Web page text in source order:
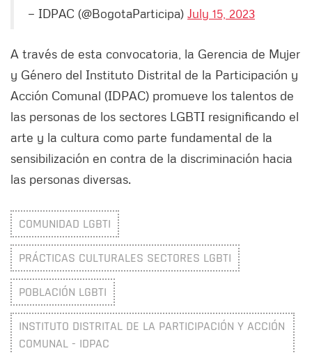
— IDPAC (@BogotaParticipa) July 15, 2023
A través de esta convocatoria, la Gerencia de Mujer
y Género del Instituto Distrital de la Participación y
Acción Comunal (IDPAC) promueve los talentos de
las personas de los sectores LGBTI resignificando el
arte y la cultura como parte fundamental de la
sensibilización en contra de la discriminación hacia
las personas diversas.
COMUNIDAD LGBTI
PRÁCTICAS CULTURALES SECTORES LGBTI
POBLACIÓN LGBTI
INSTITUTO DISTRITAL DE LA PARTICIPACIÓN Y ACCIÓN
COMUNAL - IDPAC